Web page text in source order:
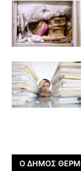
Ο ΔΉΜΟΣ